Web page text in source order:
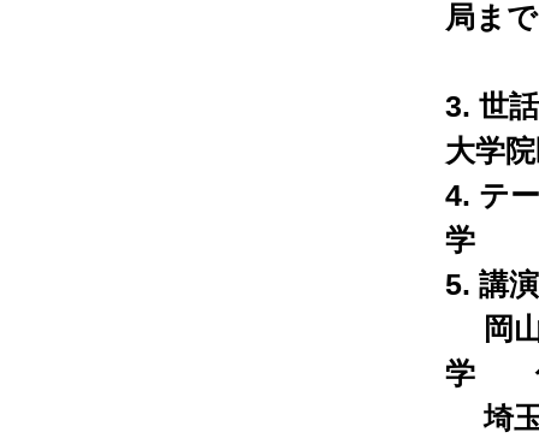
局ま
3. 世
大学
4. テ
学
5. 講
岡山
学
埼玉